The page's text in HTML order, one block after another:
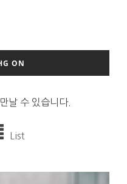
ON
날 수 있습니다.
List